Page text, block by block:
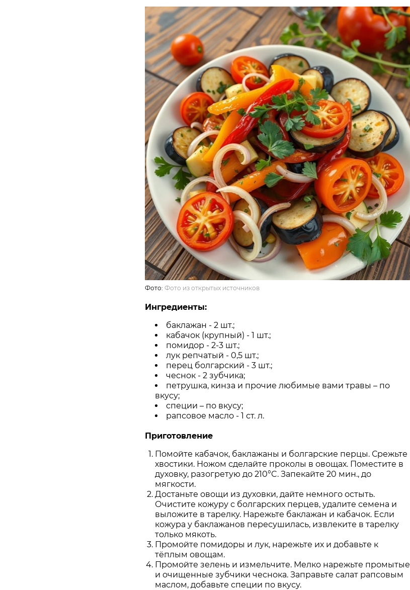
Фото: Фото из открытых источников
Ингредиенты:
баклажан - 2 шт.;
кабачок (крупный) - 1 шт.;
помидор - 2-3 шт.;
лук репчатый - 0,5 шт.;
перец болгарский - 3 шт.;
чеснок - 2 зубчика;
петрушка, кинза и прочие любимые вами травы – по
вкусу;
специи – по вкусу;
рапсовое масло - 1 ст. л.
Приготовление
Помойте кабачок, баклажаны и болгарские перцы. Срежьте
хвостики. Ножом сделайте проколы в овощах. Поместите в
духовку, разогретую до 210°C. Запекайте 20 мин., до
мягкости.
Достаньте овощи из духовки, дайте немного остыть.
Очистите кожуру с болгарских перцев, удалите семена и
выложите в тарелку. Нарежьте баклажан и кабачок. Если
кожура у баклажанов пересушилась, извлеките в тарелку
только мякоть.
Промойте помидоры и лук, нарежьте их и добавьте к
тёплым овощам.
Промойте зелень и измельчите. Мелко нарежьте промытые
и очищенные зубчики чеснока. Заправьте салат рапсовым
маслом, добавьте специи по вкусу.